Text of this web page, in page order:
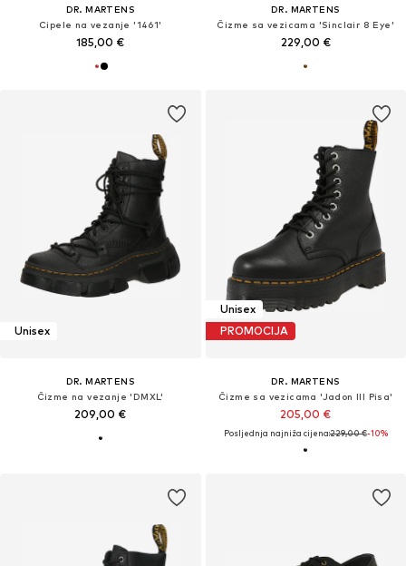
DR. MARTENS
Cipele na vezanje '1461'
185,00 €
DR. MARTENS
Čizme sa vezicama 'Sinclair 8 Eye'
229,00 €
Unisex
DR. MARTENS
Čizme na vezanje 'DMXL'
209,00 €
Unisex
PROMOCIJA
DR. MARTENS
Čizme sa vezicama 'Jadon III Pisa'
205,00 €
Posljednja najniža cijena:229,00 €-10%